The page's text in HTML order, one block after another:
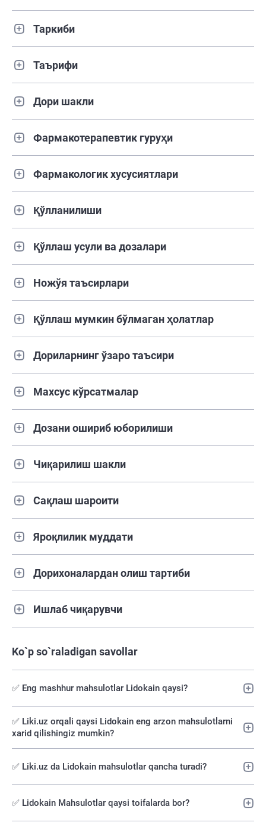
Таркиби
Таърифи
Дори шакли
Фармакотерапевтик гуруҳи
Фармакологик хусусиятлари
Қўлланилиши
Қўллаш усули ва дозалари
Ножўя таъсирлари
Қўллаш мумкин бўлмаган ҳолатлар
Дориларнинг ўзаро таъсири
Махсус кўрсатмалар
Дозани ошириб юборилиши
Чиқарилиш шакли
Сақлаш шароити
Яроқлилик муддати
Дорихоналардан олиш тартиби
Ишлаб чиқарувчи
Ko`p so`raladigan savollar
✅ Eng mashhur mahsulotlar Lidokain qaysi?
✅️ Liki.uz orqali qaysi Lidokain eng arzon mahsulotlarni
xarid qilishingiz mumkin?
✅ Liki.uz da Lidokain mahsulotlar qancha turadi?
✅ Lidokain Mahsulotlar qaysi toifalarda bor?